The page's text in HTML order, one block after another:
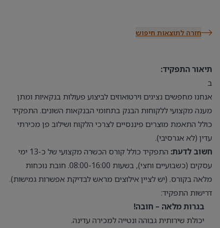
חזרה לתוצאות חיפוש
תיאור התפקיד:
ב
אנחנו מחפשים נציגים וירטואוזים לביצוע פעולות בנקאיות ומתן
מענה מקצועי ללקוחות הבנק בתחומי הבנקאות השונים. התפקיד
כולל התאמת מוצרים פיננסיים לצרכי הלקוח ושילוב פן מכירתי
עדין (לא אגרסיבי).
חשוב לדעת:
התפקיד כולל קורס הכשרה מקצועי של כ-13 ימי
עסקים (כשבועיים וחצי), בשעות 08:00-16:00. חובת נוכחות
מלאה בקורס. (יש לציין אילוצים מראש לבדיקת אפשרות גמישות).
דרישות התפקיד:
בגרות מלאה – חובה!
יכולת שירותית גבוהה ונטייה למכירה עדינה.